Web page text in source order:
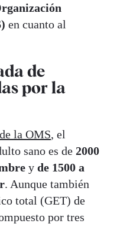
en cuanto al
de
por la
la OMS, el
sano es de 2000
y de 1500 a
. Aunque también
total (GET) de
por tres